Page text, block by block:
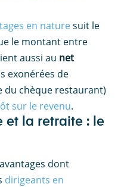
en naturesuit le
le montant entre
aussi au net
exonérées de
du chèque restaurant)
sur le revenu.
et la retraite : le
dont
dirigeants en